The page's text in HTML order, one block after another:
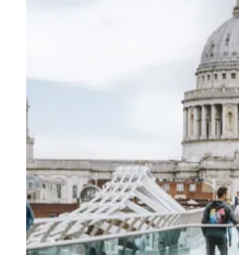
Encontre um escritório
Sobre nós
Quem somos
Carreiras
Junte-se a nós